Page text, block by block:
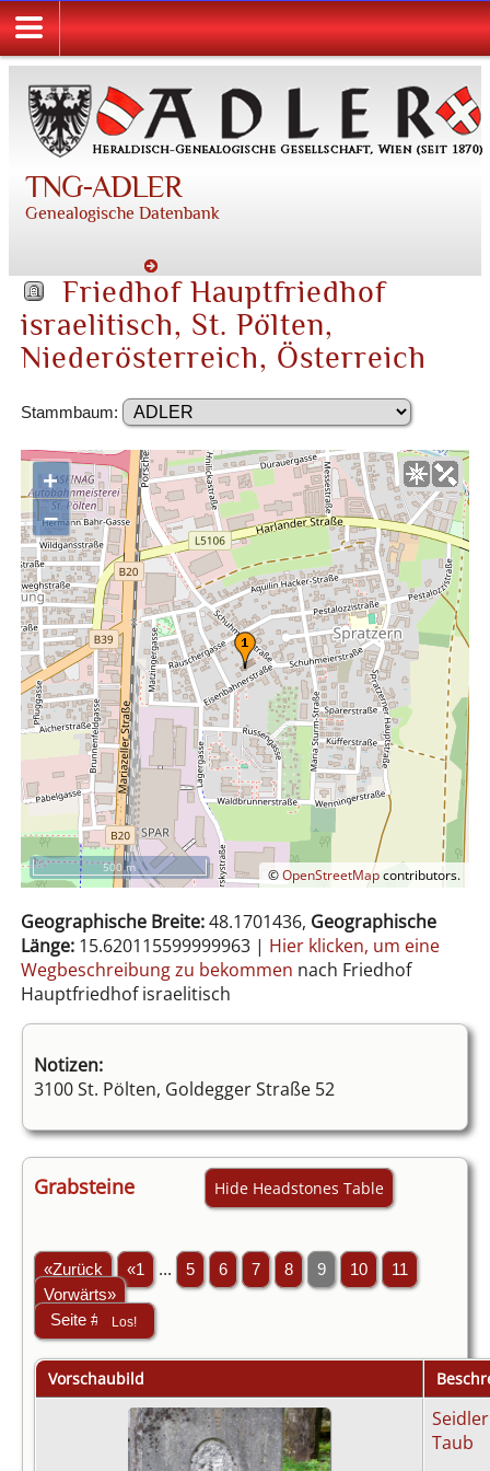
TNG-ADLER
Genealogische Datenbank
Friedhof Hauptfriedhof
israelitisch, St. Pölten,
Niederösterreich, Österreich
Stammbaum:
+
–
©OpenStreetMapcontributors.
500 m
Geographische Breite:48.1701436, Geographische
Länge:15.620115599999963| Hier klicken, um eine
Wegbeschreibung zu bekommen nach Friedhof
Hauptfriedhof israelitisch
Notizen:
3100 St. Pölten, Goldegger Straße 52
Grabsteine Hide Headstones Table
«Zurück «1 ... 5 6 7 8 9 10
11
Vorwärts»
Vorschaubild
Taub